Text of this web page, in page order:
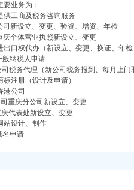
业务为：
供工商及税务咨询服务
司新设立、变更、验资、增资、年检
庆个体营业执照新设立、变更
出口权代办（新设立、变更、换证、年检
般纳税人申请
税务代理（新公司税务报到、每月上门
标注册（设计及申请）
港公司
重庆分公司新设立、变更
代表处新设立、变更
站设计、制作
名申请